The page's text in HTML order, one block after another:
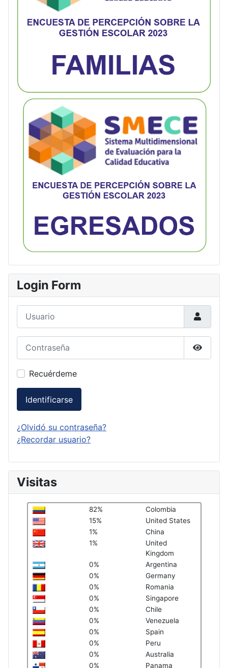
Login Form
Recuérdeme
Identificarse
¿Olvidó su contraseña?
¿Recordar usuario?
Visitas
82%
Colombia
15%
United States
1%
China
1%
United
Kingdom
0%
Argentina
0%
Germany
0%
Romania
0%
Singapore
0%
Chile
0%
Venezuela
0%
Spain
0%
Peru
0%
Australia
0%
Panama